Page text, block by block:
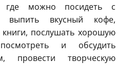
где можно посидеть с
выпить вкусный кофе,
книги, послушать хорошую
и обсудить
провести творческую